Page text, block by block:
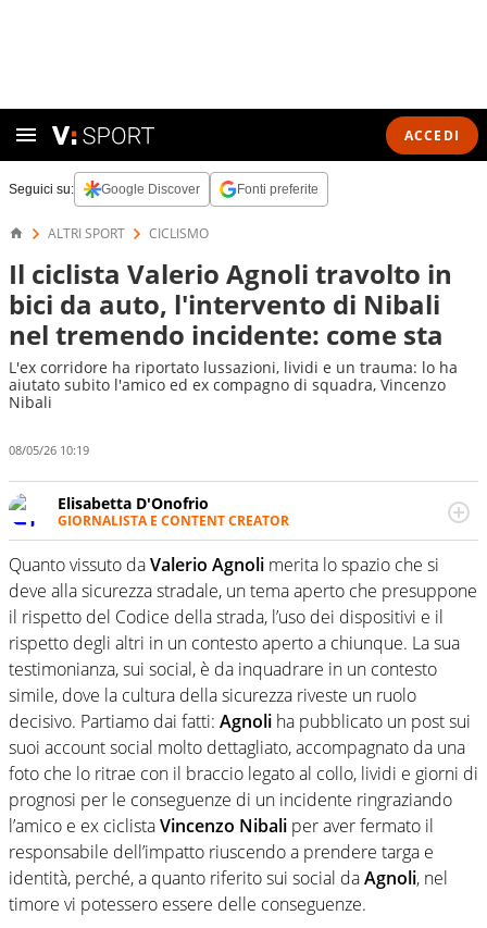
ACCEDI
Seguici su: Google Discover Fonti preferite
ALTRI SPORT CICLISMO
Il ciclista Valerio Agnoli travolto in
bici da auto, l'intervento di Nibali
nel tremendo incidente: come sta
L'ex corridore ha riportato lussazioni, lividi e un trauma: lo ha
aiutato subito l'amico ed ex compagno di squadra, Vincenzo
Nibali
08/05/26 10:19
Elisabetta D'Onofrio
GIORNALISTA E CONTENT CREATOR
Giornalista professionista dal 2007, scrive per curiosità
personale e necessità: soprattutto di calcio, di sport e dei
suoi protagonisti, concedendosi innocenti evasioni
nell'ambito della creazione di format. Un tempo ala
destra, oggi si sente a suo agio nel ruolo di libero. Cura
una classifica riservata dei migliori 5 calciatori di sempre.
Quanto vissuto daValerio Agnoli merita lo spazio che si
deve alla sicurezza stradale, un tema aperto che presuppone
il rispetto del Codice della strada, l’uso dei dispositivi e il
rispetto degli altri in un contesto aperto a chiunque. La sua
testimonianza, sui social, è da inquadrare in un contesto
simile, dove la cultura della sicurezza riveste un ruolo
decisivo. Partiamo dai fatti: Agnoli ha pubblicato un post sui
suoi account social molto dettagliato, accompagnato da una
foto che lo ritrae con il braccio legato al collo, lividi e giorni di
prognosi per le conseguenze di un incidente ringraziando
l’amico e ex ciclistaVincenzo Nibali per aver fermato il
responsabile dell’impatto riuscendo a prendere targa e
identità, perché, a quanto riferito sui social daAgnoli, nel
timore vi potessero essere delle conseguenze.